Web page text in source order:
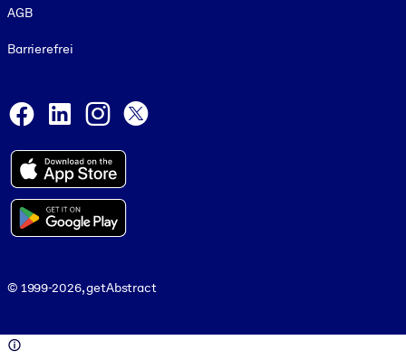
AGB
Barrierefrei
Facebook
LinkedInInstagram
© 1999-2026, getAbstract